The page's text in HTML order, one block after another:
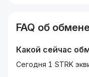
FAQ об обмене
Какой сейчас
Сегодня 1 STRK